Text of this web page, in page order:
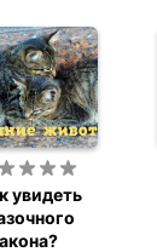
увидеть